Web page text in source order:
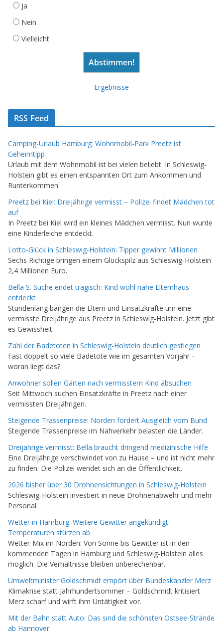
Ja
Nein
Vielleicht
Ergebnisse
RSS Feed
Camping-Urlaub Hamburg: Wohnmobil-Park Preetz ist
Geheimtipp
Urlaub mit dem Wohnmobil ist bei vielen beliebt. In Schleswig-
Holstein gibt es einen entspannten Ort zum Ankommen und
Runterkommen.
Preetz bei Kiel: Dreijährige vermisst – Polizei findet Mädchen tot
auf
In Preetz bei Kiel wird ein kleines Mädchen vermisst. Nun wurde
eine Kinderleiche entdeckt.
Lotto-Glück in Schleswig-Holstein: Tipper gewinnt Millionen
Sechs Richtige bringen einem Glückspilz aus Schleswig-Holstein
2,4 Millionen Euro.
Bella S. Suche endet tragisch: Kind wohl nahe Elternhaus
entdeckt
Stundenlang bangen die Eltern und Einsatzkräfte um eine
vermisste Dreijährige aus Preetz in Schleswig-Holstein. Jetzt gibt
es Gewissheit.
Zahl der Badetoten in Schleswig-Holstein deutlich gestiegen
Fast doppelt so viele Badetote wie im gesamten Vorjahr –
woran liegt das?
Anwohner sollen Gärten nach vermisstem Kind absuchen
Seit Mittwoch suchen Einsatzkräfte in Preetz nach einer
vermissten Dreijährigen.
Steigende Trassenpreise: Norden fordert Ausgleich vom Bund
Steigende Trassenpreise im Nahverkehr belasten die Länder.
Dreijährige vermisst: Bella braucht dringend medizinische Hilfe
Eine Dreijährige verschwindet von zu Hause – und ist nicht mehr
zu finden. Die Polizei wendet sich an die Öffentlichkeit.
2026 bisher über 30 Drohnensichtungen in Schleswig-Holstein
Schleswig-Holstein investiert in neue Drohnenabwehr und mehr
Personal.
Wetter in Hamburg: Weitere Gewitter angekündigt –
Temperaturen stürzen ab
Wetter-Mix im Norden: Von Sonne bis Gewitter ist in den
kommenden Tagen in Hamburg und Schleswig-Holstein alles
möglich. Die Verhältnisse bleiben unberechenbar.
Umweltminister Goldschmidt empört über Bundeskanzler Merz
Klimakrise statt Jahrhundertsommer – Goldschmidt kritisiert
Merz scharf und wirft ihm Untätigkeit vor.
Mit der Bahn statt Auto: Das sind die schönsten Ostsee-Strände
ab Hannover